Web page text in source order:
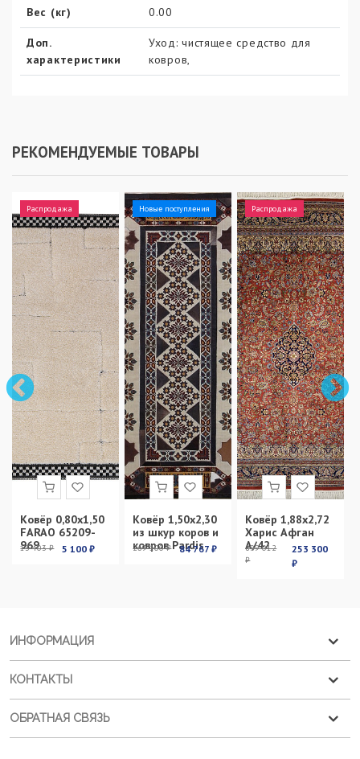
Вес (кг) 0.00
Доп.
характеристики
Уход: чистящее средство для
ковров,
РЕКОМЕНДУЕМЫЕ ТОВАРЫ
Распродажа
Ковёр 0,80х1,50
FARAO 65209-
969
13 403 ₽ 5 100 ₽
Новые поступления
Ковёр 1,50х2,30
из шкур коров и
ковров Pardis
269 100 ₽ 84 767 ₽
Распродажа
Ковёр 1,88х2,72
Харис Афган
А/42
899 012
₽
253 300
₽
ИНФОРМАЦИЯ
КОНТАКТЫ
ОБРАТНАЯ СВЯЗЬ